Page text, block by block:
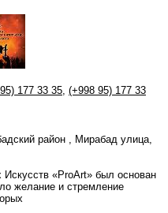
177 33 35, (+998 95) 177 33
район , Мирабад улица,
«ProArt» был основан
желание и стремление